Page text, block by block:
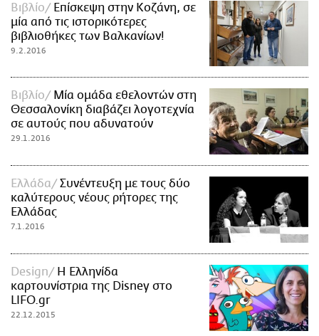
Βιβλίο
Επίσκεψη στην Κοζάνη, σε
μία από τις ιστορικότερες
βιβλιοθήκες των Βαλκανίων!
9.2.2016
Βιβλίο
Μία ομάδα εθελοντών στη
Θεσσαλονίκη διαβάζει λογοτεχνία
σε αυτούς που αδυνατούν
29.1.2016
Ελλάδα
Συνέντευξη με τους δύο
καλύτερους νέους ρήτορες της
Ελλάδας
7.1.2016
Design
Η Ελληνίδα
καρτουνίστρια της Disney στο
LIFO.gr
22.12.2015